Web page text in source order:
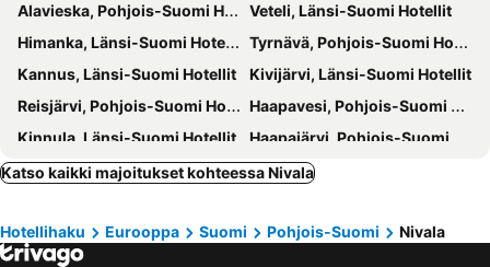
Alavieska, Pohjois-Suomi Hotellit
Veteli, Länsi-Suomi Hotellit
Himanka, Länsi-Suomi Hotellit
Tyrnävä, Pohjois-Suomi Hotellit
Kannus, Länsi-Suomi Hotellit
Kivijärvi, Länsi-Suomi Hotellit
Reisjärvi, Pohjois-Suomi Hotellit
Haapavesi, Pohjois-Suomi Hotellit
Kinnula, Länsi-Suomi Hotellit
Haapajärvi, Pohjois-Suomi Hotellit
Kestilä, Pohjois-Suomi Hotellit
Sievi, Pohjois-Suomi Hotellit
Oulainen, Pohjois-Suomi Hotellit
Toholampi, Länsi-Suomi Hotellit
Katso kaikki majoitukset kohteessa Nivala
Hotellihaku Eurooppa Suomi Pohjois-Suomi Nivala